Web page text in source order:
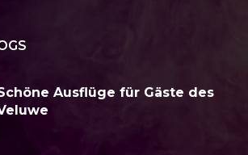
Ausflüge für Gäste des